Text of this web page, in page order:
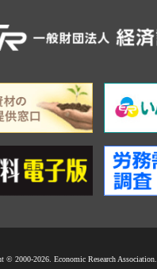
© 2000-2026. Economic Research